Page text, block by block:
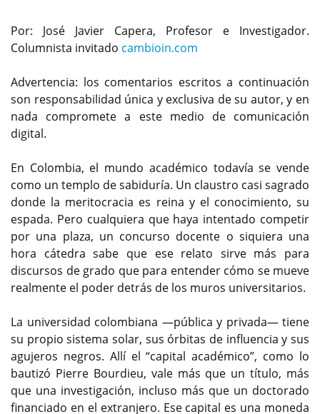
Por: José Javier Capera, Profesor e Investigador.
Columnista invitado cambioin.com
Advertencia: los comentarios escritos a continuación
son responsabilidad única y exclusiva de su autor, y en
nada compromete a este medio de comunicación
digital.
En Colombia, el mundo académico todavía se vende
como un templo de sabiduría. Un claustro casi sagrado
donde la meritocracia es reina y el conocimiento, su
espada. Pero cualquiera que haya intentado competir
por una plaza, un concurso docente o siquiera una
hora cátedra sabe que ese relato sirve más para
discursos de grado que para entender cómo se mueve
realmente el poder detrás de los muros universitarios.
La universidad colombiana —pública y privada— tiene
su propio sistema solar, sus órbitas de influencia y sus
agujeros negros. Allí el “capital académico”, como lo
bautizó Pierre Bourdieu, vale más que un título, más
que una investigación, incluso más que un doctorado
financiado en el extranjero. Ese capital es una moneda